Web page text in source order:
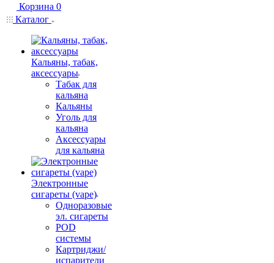
Корзина 0
Каталог
Кальяны, табак,
аксессуары
Табак для
кальяна
Кальяны
Уголь для
кальяна
Аксессуары
для кальяна
Электронные
сигареты (vape)
Одноразовые
эл. сигареты
POD
системы
Картриджи/
испарители